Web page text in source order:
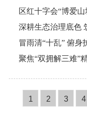
区红十字会“博爱
深耕生态治理底色
冒雨清“十乱” 俯身
聚焦“双拥解三难”
1 2 3 4